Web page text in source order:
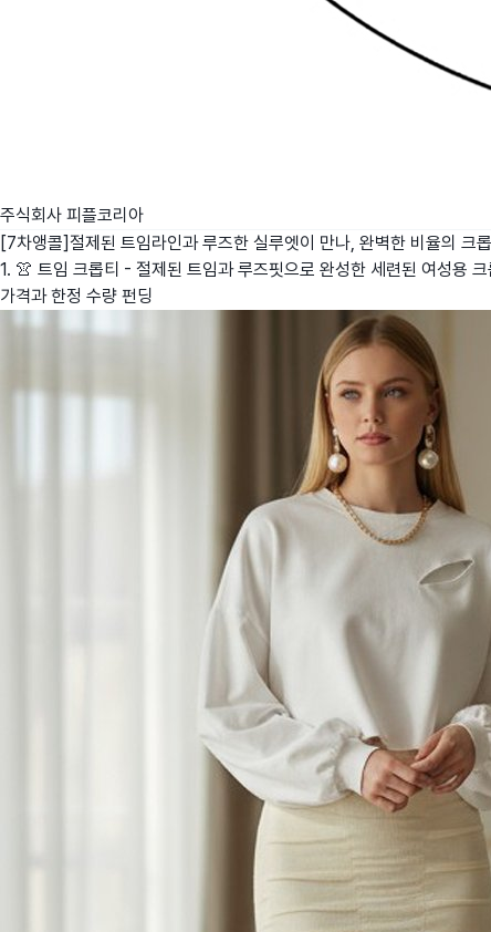
주식회사 피플코리아
[7차앵콜]절제된 트임라인과 루즈한 실루엣이 만나, 완벽한 비율의 크
1. 👚 트임 크롭티 - 절제된 트임과 루즈핏으로 완성한 세련된 여성용
가격과 한정 수량 펀딩